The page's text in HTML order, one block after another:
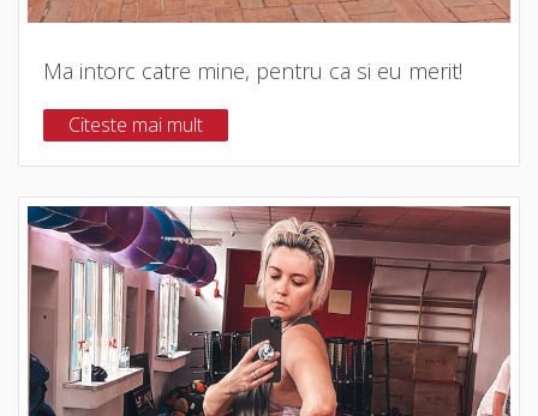
Ma intorc catre mine, pentru ca si eu merit!
Citeste mai mult